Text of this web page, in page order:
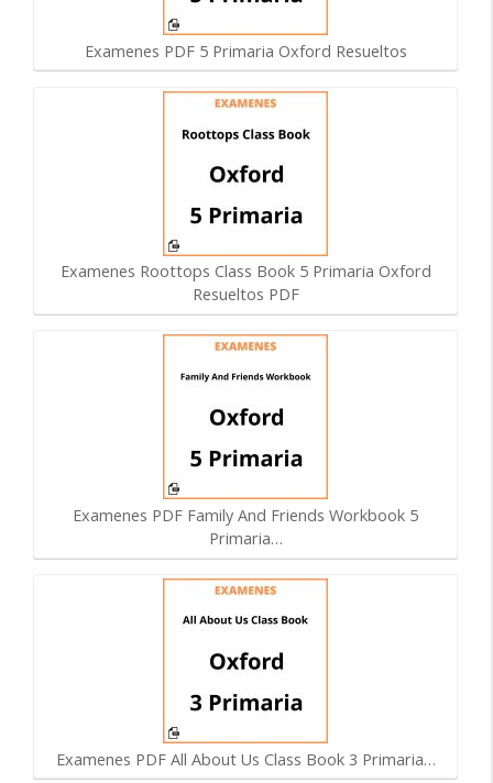
Examenes PDF 5 Primaria Oxford Resueltos
Examenes Roottops Class Book 5 Primaria Oxford
Resueltos PDF
Examenes PDF Family And Friends Workbook 5
Primaria…
Examenes PDF All About Us Class Book 3 Primaria…